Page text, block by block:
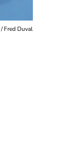
/Fred Duval